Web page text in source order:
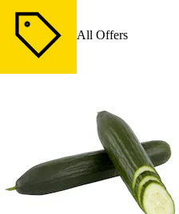
All Offers